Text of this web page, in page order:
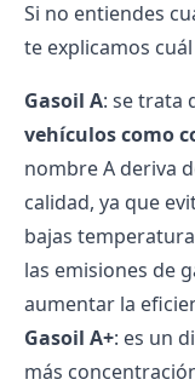
Si no entiendes
te explicamos
Gasoil A: se trata
vehículos como
nombre A deriva
calidad, ya que
bajas
las emisiones de
aumentar la
Gasoil A+: es un
más